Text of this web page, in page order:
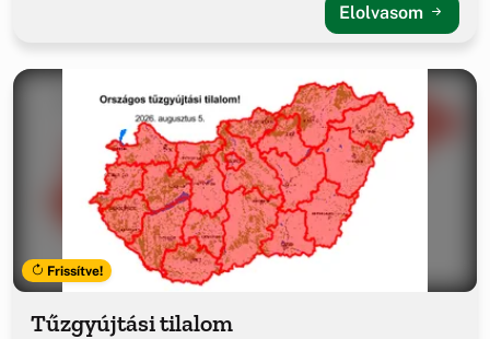
Elolvasom
Frissítve!
Tűzgyújtási tilalom